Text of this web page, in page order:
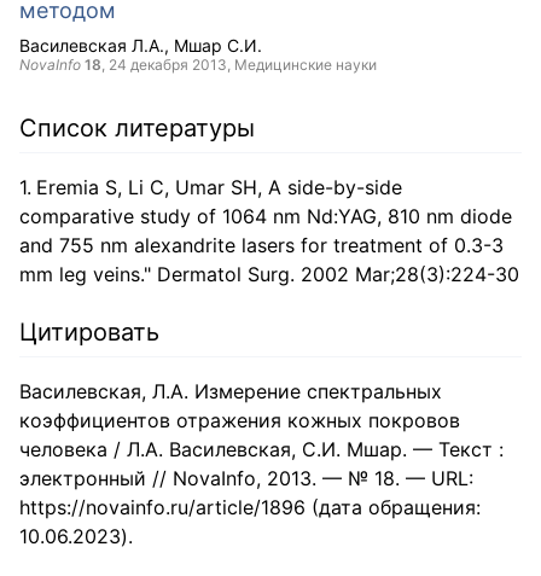
методом
Василевская Л.А. Мшар С.И.
NovaInfo 18, 24 декабря 2013, Медицинские науки
Список литературы
Eremia S, Li C, Umar SH, A side-by-side
comparative study of 1064 nm Nd:YAG, 810 nm diode
and 755 nm alexandrite lasers for treatment of 0.3-3
mm leg veins." Dermatol Surg. 2002 Mar;28(3):224-30
Цитировать
Василевская, Л.А. Измерение спектральных
коэффициентов отражения кож­ных покровов
человека / Л.А. Василевская, С.И. Мшар. — Текст :
электронный // NovaInfo, 2013. — № 18. — URL:
https://novainfo.ru/article/1896 (дата обращения:
10.06.2023).